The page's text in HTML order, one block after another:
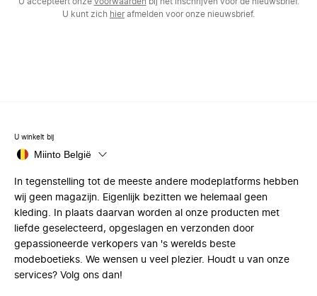
U kunt zich hierafmelden voor onze nieuwsbrief.
U winkelt bij
Miinto België
In tegenstelling tot de meeste andere modeplatforms hebben
wij geen magazijn. Eigenlijk bezitten we helemaal geen
kleding. In plaats daarvan worden al onze producten met
liefde geselecteerd, opgeslagen en verzonden door
gepassioneerde verkopers van 's werelds beste
modeboetieks. We wensen u veel plezier. Houdt u van onze
services? Volg ons dan!